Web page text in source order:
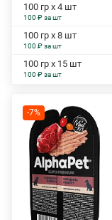
100 гр х 4 шт
100 ₽ за шт
100 гр х 8 шт
100 ₽ за шт
100 гр х 15 шт
100 ₽ за шт
-7%